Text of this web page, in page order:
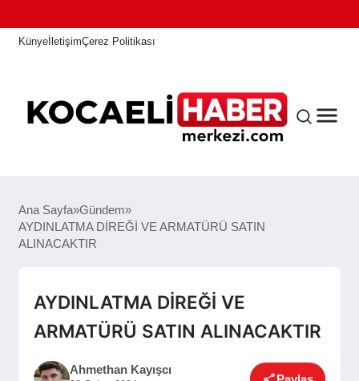
KünyeİletişimÇerez Politikası
ANASAYFA
GÜNDEM
Ana Sayfa Gündem
AYDINLATMA DİREĞİ VE ARMATÜRÜ SATIN
ALINACAKTIR
AYDINLATMA DİREĞİ VE
ARMATÜRÜ SATIN ALINACAKTIR
Ahmethan Kayışcı